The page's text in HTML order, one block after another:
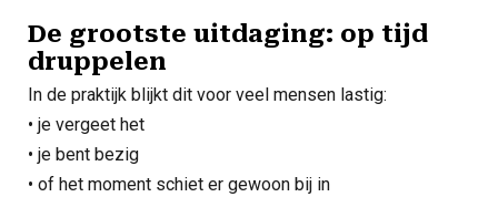
De grootste uitdaging: op tijd
druppelen
In de praktijk blijkt dit voor veel mensen lastig:
• je vergeet het
• je bent bezig
• of het moment schiet er gewoon bij in